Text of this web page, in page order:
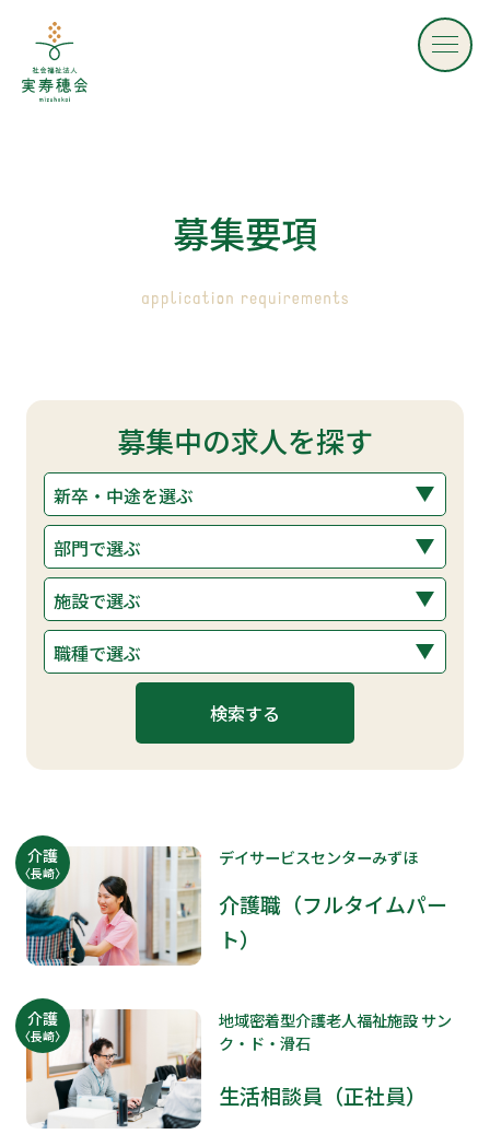
社会福祉法人 実寿穂会 - mizuhokai -
募集要項
募集中の求人を探す
介護
〈長崎〉
デイサービスセンターみずほ
介護職（フルタイムパー
ト）
介護
〈長崎〉
地域密着型介護老人福祉施設 サン
ク・ド・滑石
生活相談員（正社員）